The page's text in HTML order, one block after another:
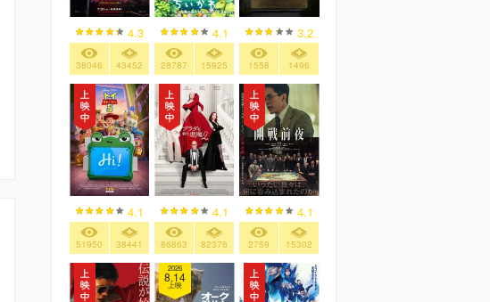
4.3
38046 43452
4.1
28787 15925
3.2
1558 1496
4.1
51950 38441
4.1
86863 82376
4.1
2759 15302
2026
8.14
上映